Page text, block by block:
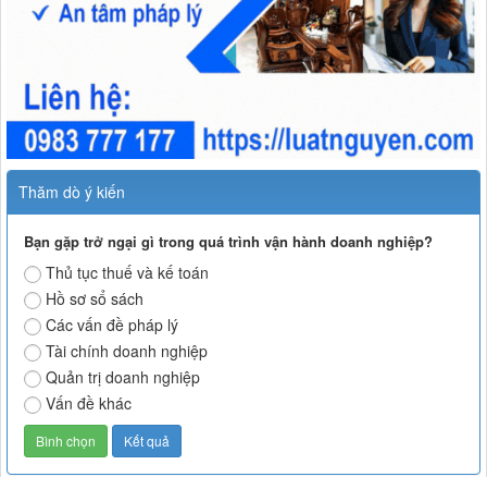
Thăm dò ý kiến
Bạn gặp trở ngại gì trong quá trình vận hành doanh nghiệp?
Thủ tục thuế và kế toán
Hồ sơ sổ sách
Các vấn đề pháp lý
Tài chính doanh nghiệp
Quản trị doanh nghiệp
Vấn đề khác